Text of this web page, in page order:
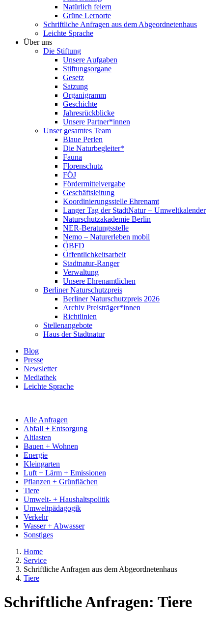
Natürlich feiern
Grüne Lernorte
Schriftliche Anfragen aus dem Abgeordnetenhaus
Leichte Sprache
Über uns
Die Stiftung
Unsere Aufgaben
Stiftungsorgane
Gesetz
Satzung
Organigramm
Geschichte
Jahresrückblicke
Unsere Partner*innen
Unser gesamtes Team
Blaue Perlen
Die Naturbegleiter*
Fauna
Florenschutz
FÖJ
Fördermittelvergabe
Geschäftsleitung
Koordinierungsstelle Ehrenamt
Langer Tag der StadtNatur + Umweltkalender
Naturschutzakademie Berlin
NER-Beratungsstelle
Nemo – Naturerleben mobil
ÖBFD
Öffentlichkeitsarbeit
Stadtnatur-Ranger
Verwaltung
Unsere Ehrenamtlichen
Berliner Naturschutzpreis
Berliner Naturschutzpreis 2026
Archiv Preisträger*innen
Richtlinien
Stellenangebote
Haus der Stadtnatur
Blog
Presse
Newsletter
Mediathek
Leichte Sprache
Alle Anfragen
Abfall + Entsorgung
Altlasten
Bauen + Wohnen
Energie
Kleingarten
Luft + Lärm + Emissionen
Pflanzen + Grünflächen
Tiere
Umwelt- + Haushaltspolitik
Umweltpädagogik
Verkehr
Wasser + Abwasser
Sonstiges
Home
Service
Schriftliche Anfragen aus dem Abgeordnetenhaus
Tiere
Schriftliche Anfragen: Tiere